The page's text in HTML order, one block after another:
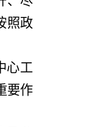
照政
心工
要作